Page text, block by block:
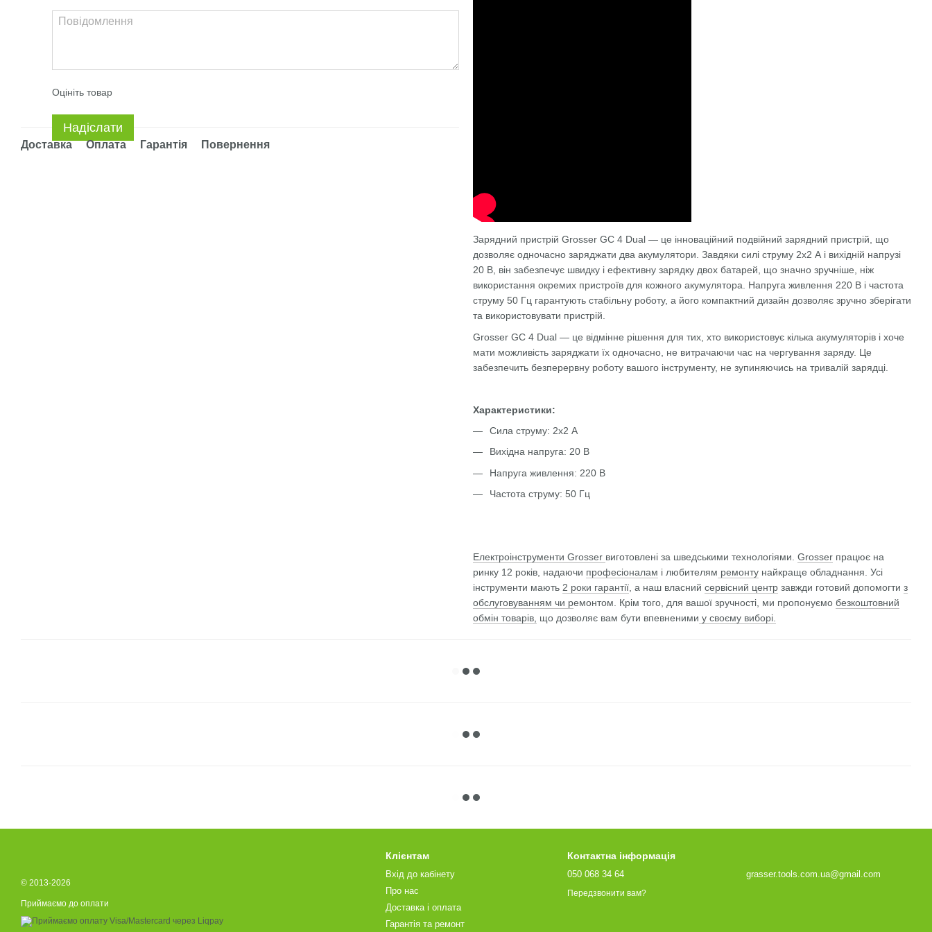
Оцініть товар
Надіслати
Доставка Оплата Гарантія Повернення
Зарядний пристрій Grosser GC 4 Dual — це інноваційний подвійний зарядний пристрій, що
дозволяє одночасно заряджати два акумулятори. Завдяки силі струму 2x2 А і вихідній напрузі
20 В, він забезпечує швидку і ефективну зарядку двох батарей, що значно зручніше, ніж
використання окремих пристроїв для кожного акумулятора. Напруга живлення 220 В і частота
струму 50 Гц гарантують стабільну роботу, а його компактний дизайн дозволяє зручно зберігати
та використовувати пристрій.
Grosser GC 4 Dual — це відмінне рішення для тих, хто використовує кілька акумуляторів і хоче
мати можливість заряджати їх одночасно, не витрачаючи час на чергування заряду. Це
забезпечить безперервну роботу вашого інструменту, не зупиняючись на тривалій зарядці.
Характеристики:
Сила струму: 2x2 А
Вихідна напруга: 20 В
Напруга живлення: 220 В
Частота струму: 50 Гц
Електроінструменти Grosser виготовлені за шведськими технологіями. Grosser працює на
ринку 12 років, надаючи професіоналам і любителям ремонту найкраще обладнання. Усі
інструменти мають 2 роки гарантії, а наш власний сервісний центр завжди готовий допомогти з
обслуговуванням чи ремонтом. Крім того, для вашої зручності, ми пропонуємо безкоштовний
обмін товарів, що дозволяє вам бути впевненими у своєму виборі.
© 2013-2026
Приймаємо до оплати
Клієнтам
Вхід до кабінету
Про нас
Доставка і оплата
Гарантія та ремонт
Контактна інформація
050 068 34 64
Передзвонити вам?
grasser.tools.com.ua@gmail.com